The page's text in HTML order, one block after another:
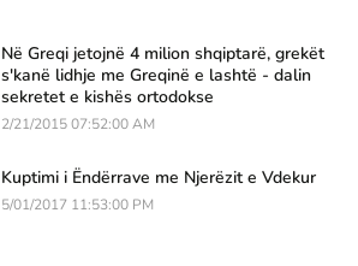
Në Greqi jetojnë 4 milion shqiptarë, grekët
s'kanë lidhje me Greqinë e lashtë - dalin
sekretet e kishës ortodokse
2/21/2015 07:52:00 AM
Kuptimi i Ëndërrave me Njerëzit e Vdekur
5/01/2017 11:53:00 PM